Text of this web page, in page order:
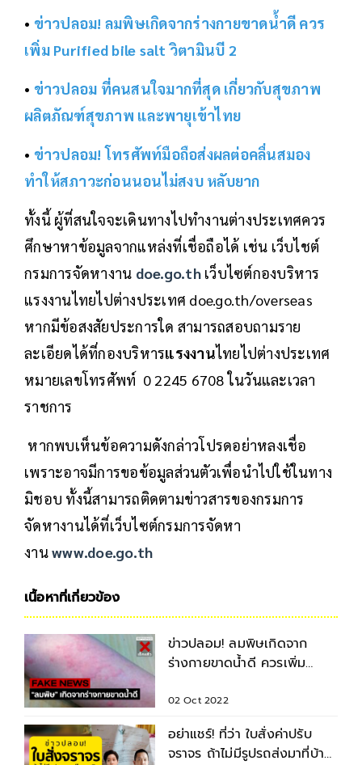
• ข่าวปลอม! ลมพิษเกิดจากร่างกายขาดน้ำดี ควร
เพิ่ม Purified bile salt วิตามินบี 2
• ข่าวปลอม ที่คนสนใจมากที่สุด เกี่ยวกับสุขภาพ
ผลิตภัณฑ์สุขภาพ และพายุเข้าไทย
• ข่าวปลอม! โทรศัพท์มือถือส่งผลต่อคลื่นสมอง
ทำให้สภาวะก่อนนอนไม่สงบ หลับยาก
ทั้งนี้ ผู้ที่สนใจจะเดินทางไปทำงานต่างประเทศควร
ศึกษาหาข้อมูลจากแหล่งที่เชื่อถือได้ เช่น เว็บไชต์
กรมการจัดหางาน doe.go.thเว็บไซต์กองบริหาร
แรงงานไทยไปต่างประเทศ doe.go.th/overseas
หากมีข้อสงสัยประการใด สามารถสอบถามราย
ละเอียดได้ที่กองบริหารแรงงานไทยไปต่างประเทศ
หมายเลขโทรศัพท์ 0 2245 6708 ในวันและเวลา
ราชการ
หากพบเห็นข้อความดังกล่าวโปรดอย่าหลงเชื่อ
เพราะอาจมีการขอข้อมูลส่วนตัวเพื่อนำไปใช้ในทาง
มิชอบ ทั้งนี้สามารถติดตามข่าวสารของกรมการ
จัดหางานได้ที่เว็บไซต์กรมการจัดหา
งานwww.doe.go.th
เนื้อหาที่เกี่ยวข้อง
ข่าวปลอม! ลมพิษเกิดจาก
ร่างกายขาดน้ำดี ควรเพิ่ม
2
02 Oct 2022
อย่าแชร์! ที่ว่า ใบสั่งค่าปรับ
จราจร ถ้าไม่มีรูปรถส่งมาที่บ้าน